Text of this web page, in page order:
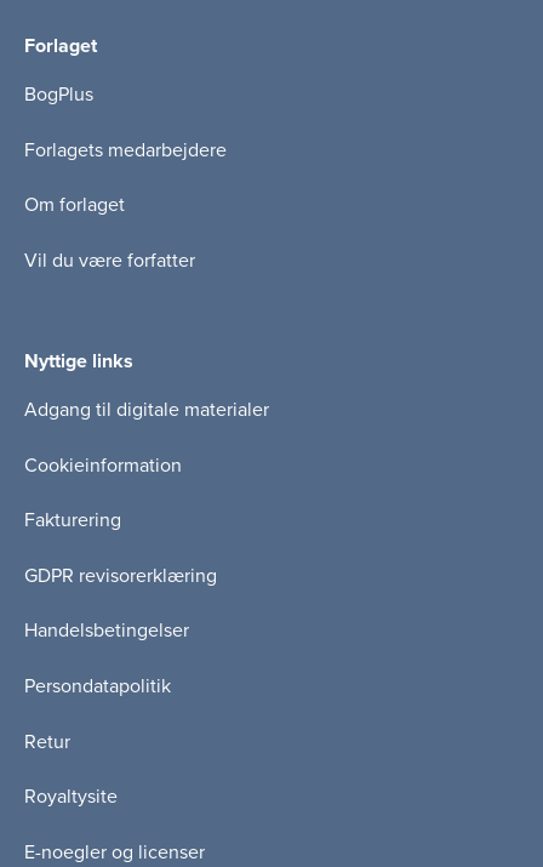
Forlaget
BogPlus
Forlagets medarbejdere
Om forlaget
Vil du være forfatter
Nyttige links
Adgang til digitale materialer
Cookieinformation
Fakturering
GDPR revisorerklæring
Handelsbetingelser
Persondatapolitik
Retur
Royaltysite
E-noegler og licenser